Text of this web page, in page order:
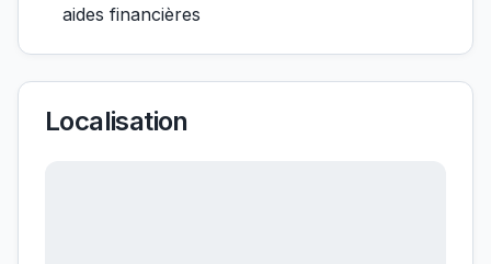
aides financières
Localisation